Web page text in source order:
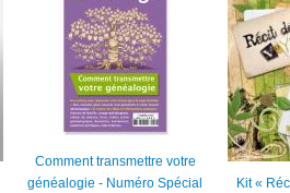
Comment transmettre votre
généalogie - Numéro Spécial
Kit «